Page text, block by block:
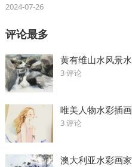
2024-07-26
评论最多
黄有维山水风景
3 评论
唯美人物水彩插
3 评论
澳大利亚水彩画